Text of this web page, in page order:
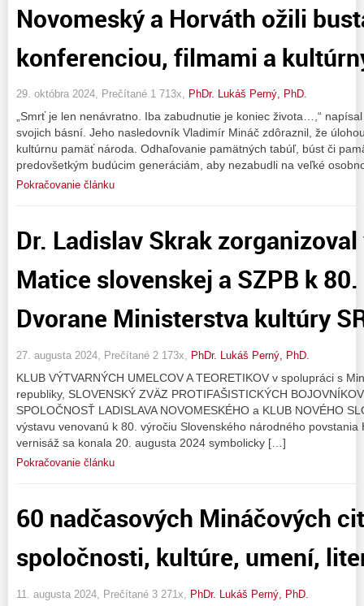
Novomeský a Horváth ožili
konferenciou, filmami a
29. októbra 2024, Prečítané 1 713x, PhDr. Lukáš Perný, PhD.
„Smrť je len nenávratno. Iba zabudnutie je koniec života…,“
svojich básní. Jeho nasledovník Vladimír Mináč zdôraznil, že
kultúrnu pamäť národa. Odhaľovanie pamätných tabúľ, búst či
predovšetkým budúcim generáciám, aby nezabudli na veľké
Pokračovanie článku
Dr. Ladislav Skrak
Matice slovenskej a SZPB k
Dvorane Ministerstva kultúry
27. augusta 2024, Prečítané 2 173x, PhDr. Lukáš Perný, PhD.
KLUB VÝTVARNÝCH UMELCOV A TEORETIKOV v spolupráci s
republiky, SLOVENSKÝ ZVÄZ PROTIFAŠISTICKÝCH
SPOLOČNOSŤ LADISLAVA NOVOMESKÉHO a KLUB NOVÉHO
výstavu venovanú k 80. výročiu Slovenského národného povstania
vernisáž sa konala 20. augusta 2024 symbolicky […]
Pokračovanie článku
60 nadčasových Mináčových
spoločnosti, kultúre, umení,
11. augusta 2024, Prečítané 3 271x, PhDr. Lukáš Perný, PhD.